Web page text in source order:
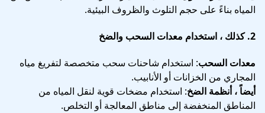
المياه بناءً على حجم التلوث والظروف البيئية.
2. كذلك ، استخدام معدات السحب والضخ
معدات السحب: استخدام شاحنات سحب متخصصة لتفريغ مياه
المجاري من الخزانات أو الأنابيب.
أيضاً ، أنظمة الضخ: استخدام مضخات قوية لنقل المياه من
المناطق المنخفضة إلى مناطق المعالجة أو التخلص.